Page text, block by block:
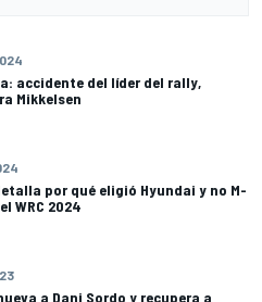
accidente del líder del rally,
Mikkelsen
por qué eligió Hyundai y no M-
WRC 2024
a Dani Sordo y recupera a